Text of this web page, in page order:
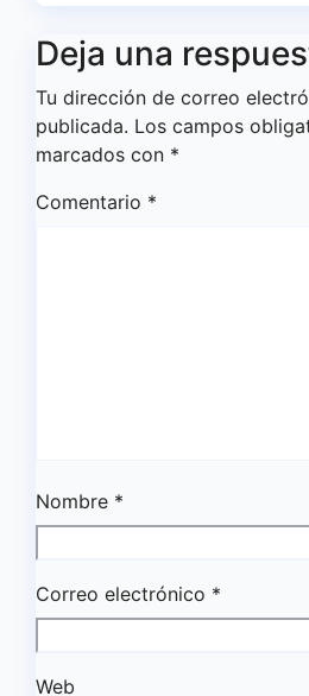
Deja una
Tu dirección de correo
publicada. Los campos
marcados con *
Comentario *
Nombre *
Correo electrónico *
Web